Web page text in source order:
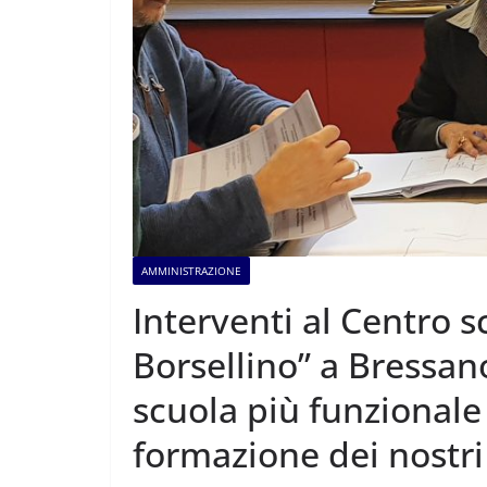
AMMINISTRAZIONE
Interventi al Centro
Borsellino” a
scuola più
formazione dei nostri